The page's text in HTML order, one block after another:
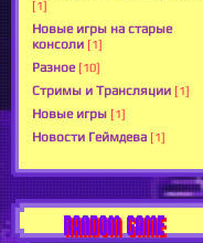
[1]
Новые игры на старые
консоли [1]
Разное [10]
Стримы и Трансляции [1]
Новые игры [1]
Новости Геймдева [1]
RANDOM GAME